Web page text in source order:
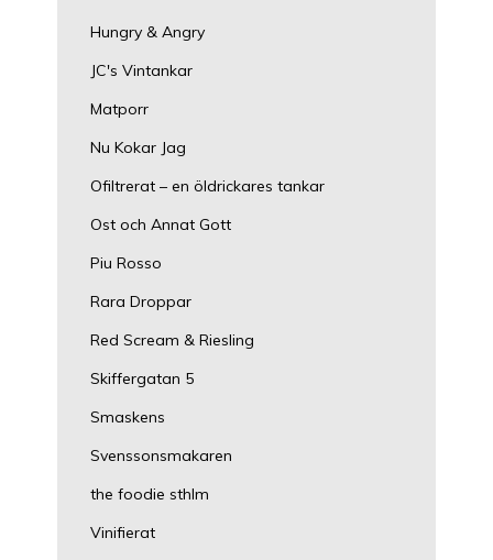
Hungry & Angry
JC's Vintankar
Matporr
Nu Kokar Jag
Ofiltrerat – en öldrickares tankar
Ost och Annat Gott
Piu Rosso
Rara Droppar
Red Scream & Riesling
Skiffergatan 5
Smaskens
Svenssonsmakaren
the foodie sthlm
Vinifierat